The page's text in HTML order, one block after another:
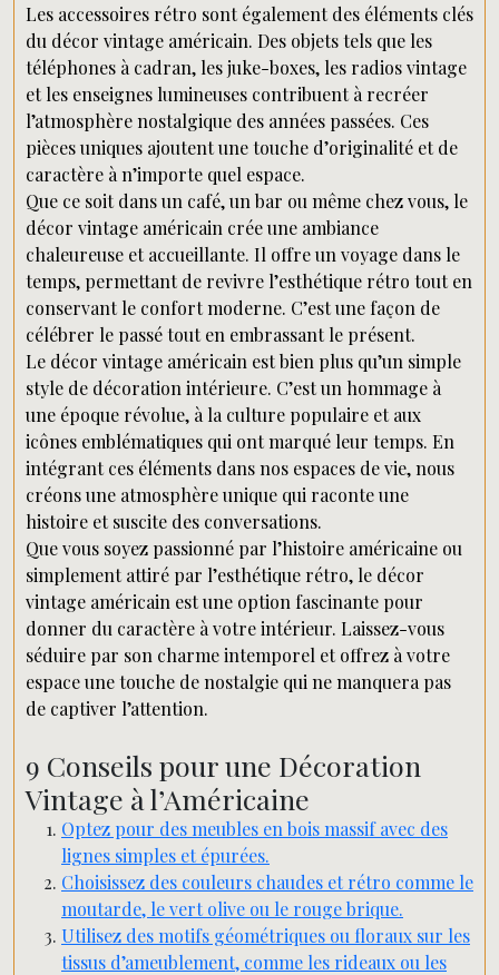
Les accessoires rétro sont également des éléments clés
du décor vintage américain. Des objets tels que les
téléphones à cadran, les juke-boxes, les radios vintage
et les enseignes lumineuses contribuent à recréer
l’atmosphère nostalgique des années passées. Ces
pièces uniques ajoutent une touche d’originalité et de
caractère à n’importe quel espace.
Que ce soit dans un café, un bar ou même chez vous, le
décor vintage américain crée une ambiance
chaleureuse et accueillante. Il offre un voyage dans le
temps, permettant de revivre l’esthétique rétro tout en
conservant le confort moderne. C’est une façon de
célébrer le passé tout en embrassant le présent.
Le décor vintage américain est bien plus qu’un simple
style de décoration intérieure. C’est un hommage à
une époque révolue, à la culture populaire et aux
icônes emblématiques qui ont marqué leur temps. En
intégrant ces éléments dans nos espaces de vie, nous
créons une atmosphère unique qui raconte une
histoire et suscite des conversations.
Que vous soyez passionné par l’histoire américaine ou
simplement attiré par l’esthétique rétro, le décor
vintage américain est une option fascinante pour
donner du caractère à votre intérieur. Laissez-vous
séduire par son charme intemporel et offrez à votre
espace une touche de nostalgie qui ne manquera pas
de captiver l’attention.
9 Conseils pour une Décoration
Vintage à l’Américaine
Optez pour des meubles en bois massif avec des
lignes simples et épurées.
Choisissez des couleurs chaudes et rétro comme le
moutarde, le vert olive ou le rouge brique.
Utilisez des motifs géométriques ou floraux sur les
tissus d’ameublement, comme les rideaux ou les